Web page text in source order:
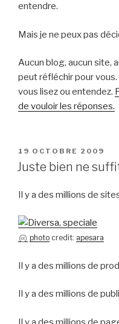
entendre.
Mais je ne peux pas
Aucun blog, aucun site,
peut réfléchir pour
vous lisez ou entendez.
de vouloir les réponses.
PUBLIÉ
LE
19 OCTOBRE 2009
Juste bien ne
Il y a des millions de
photo credit: apesara
Il y a des millions de
Il y a des millions de